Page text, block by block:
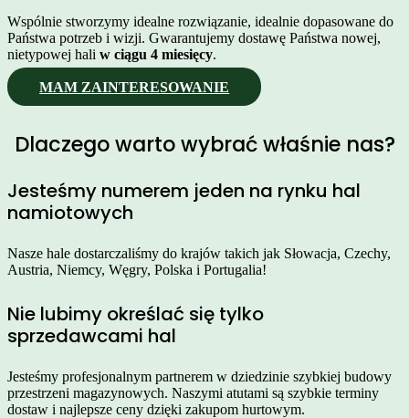
Wspólnie stworzymy idealne rozwiązanie, idealnie dopasowane do
Państwa potrzeb i wizji. Gwarantujemy dostawę Państwa nowej,
nietypowej hali w ciągu 4 miesięcy.
MAM ZAINTERESOWANIE
Dlaczego warto wybrać właśnie nas?
Jesteśmy numerem jeden na rynku hal
namiotowych
Nasze hale dostarczaliśmy do krajów takich jak Słowacja, Czechy,
Austria, Niemcy, Węgry, Polska i Portugalia!
Nie lubimy określać się tylko
sprzedawcami hal
Jesteśmy profesjonalnym partnerem w dziedzinie szybkiej budowy
przestrzeni magazynowych. Naszymi atutami są szybkie terminy
dostaw i najlepsze ceny dzięki zakupom hurtowym.
115 670
bez VAT
142 274zł z VAT
900 g/m2
85 570 zł
bez VAT
105 251zł z VAT
900 g/m2